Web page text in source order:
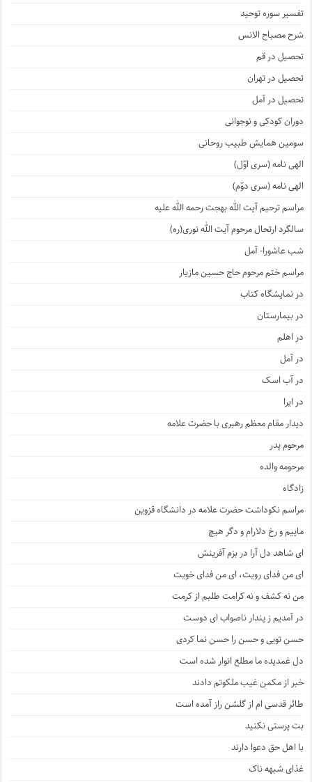
تفسیر سوره توحید
شرح مصباح الانس
تحصیل در قم
تحصیل در تهران
تحصیل در آمل
دوران کودکی و نوجوانی
سومین همایش طبیب روحانی
الهی نامه (سری اوّل)
الهی نامه (سری دوّم)
مراسم ترحیم آیت الله بهجت رحمه الله علیه
سالگرد ارتحال مرحوم آیت الله نوری(ره)
شب عاشورا- آمل
مراسم ختم مرحوم حاج حسین مازیار
در نمایشگاه کتاب
در بیمارستان
در اهلم
در آمل
در آب اسک
در ایرا
دیدار مقام معظم رهبری با حضرت علامه
مرحوم پدر
مرحومه والده
زادگاه
مراسم نکوداشت حضرت علامه در دانشگاه قزوین
ماییم و رخ دلارام و دگر هیچ
ای شاهد دل آرا در بزم آفرینش
ای من فدای رویت، ای من فدای خویت
من نه کشف و نه کرامت طلبم از کرمت
در آمدیم ز پندار ناصواب ای دوست
حسن تویی و حسن را حسن نما کردی
دل غمدیده ما مطلع انوار شده است
خبر از مکمن غیب ملکوتم دادند
طائر قدسی ام از گلشن راز آمده است
بت پرستی نکنید
با اهل حق دعوا دارند
غذای شبهه ناک